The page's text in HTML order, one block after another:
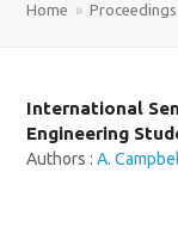
Home » Proceedings
International
Engineering
Authors :A.